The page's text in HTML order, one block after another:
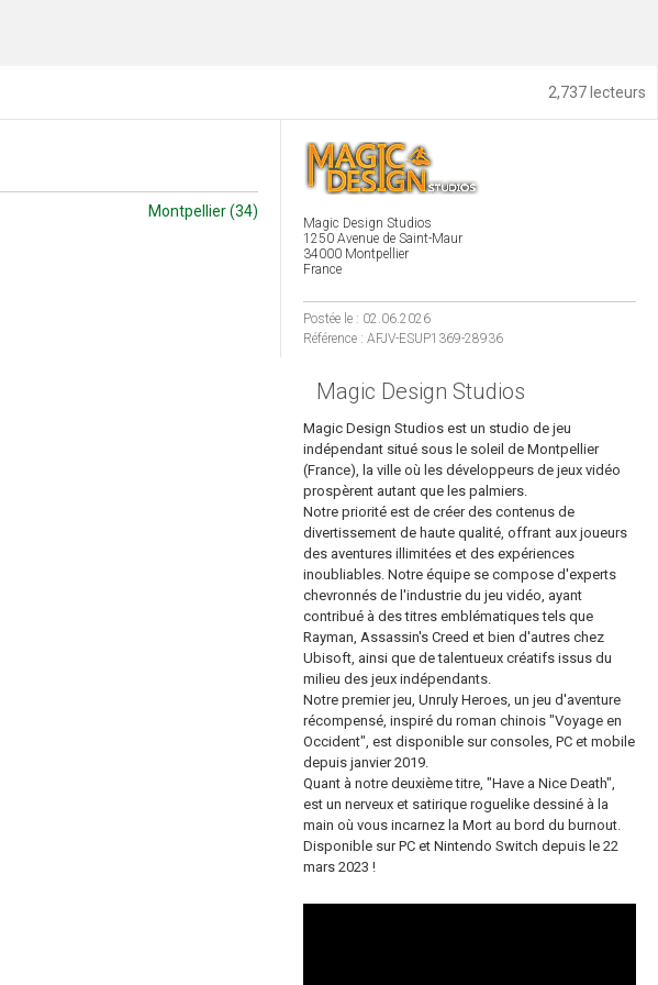
2,737 lecteurs
Magic Design Studios
1250 Avenue de Saint-Maur
34000 Montpellier
France
Postée le : 02.06.2026
Référence : AFJV-ESUP1369-28936
Magic Design Studios
Magic Design Studios est un studio de jeu
indépendant situé sous le soleil de Montpellier
(France), la ville où les développeurs de jeux vidéo
prospèrent autant que les palmiers.
Notre priorité est de créer des contenus de
divertissement de haute qualité, offrant aux joueurs
des aventures illimitées et des expériences
inoubliables. Notre équipe se compose d'experts
chevronnés de l'industrie du jeu vidéo, ayant
contribué à des titres emblématiques tels que
Rayman, Assassin's Creed et bien d'autres chez
Ubisoft, ainsi que de talentueux créatifs issus du
milieu des jeux indépendants.
Notre premier jeu, Unruly Heroes, un jeu d'aventure
récompensé, inspiré du roman chinois "Voyage en
Occident", est disponible sur consoles, PC et mobile
depuis janvier 2019.
Quant à notre deuxième titre, "Have a Nice Death",
est un nerveux et satirique roguelike dessiné à la
main où vous incarnez la Mort au bord du burnout.
Disponible sur PC et Nintendo Switch depuis le 22
mars 2023 !
Montpellier (34)